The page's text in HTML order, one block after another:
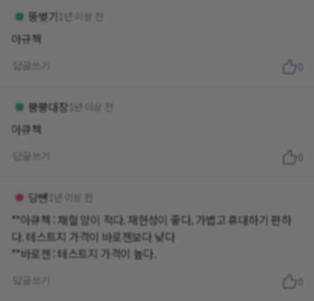
뚱벚기 1년 이상 전
아규첵
답글쓰기
뿡뿡대장 1년 이상 전
아큐첵
답글쓰기
당뺀 1년 이상 전
**아큐첵 : 채혈 양이 적다. 재현성이 좋다. 가볍고 휴대하기 편하
다. 테스트지 가격이 바로젠보다 낮다
**바로젠 : 테스트지 가격이 높다.
답글쓰기